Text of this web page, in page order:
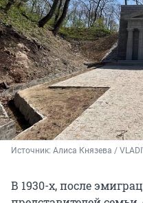
Источник: Алиса Князева /
В 1930-х, после